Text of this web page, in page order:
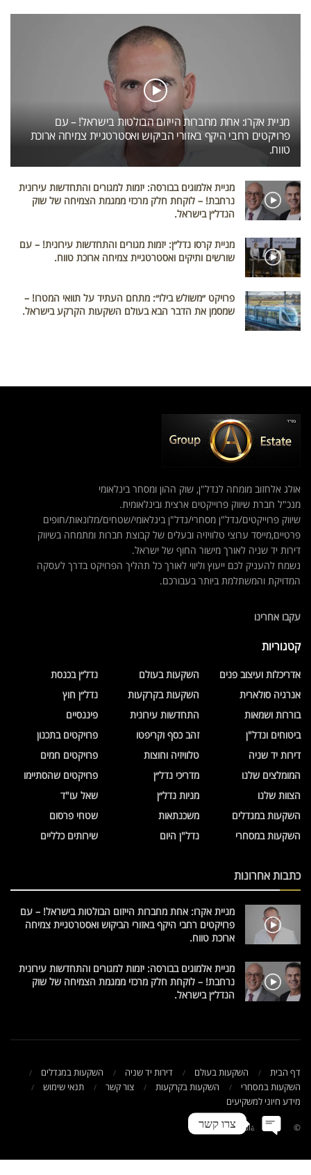
מניית אקרו: אחת מחברות הייזום הבולטות בישראל! – עם
פרויקטים רחבי היקף באזורי הביקוש ואסטרטגיית צמיחה ארוכת
טווח.
מניית אלמוגים בבורסה: יזמות למגורים והתחדשות עירונית
נרחבת! – לוקחת חלק מרכזי ממגמת הצמיחה של שוק
הנדל״ן בישראל.
מניית קרסו נדל״ן: יזמות מגורים והתחדשות עירונית! – עם
שורשים ותיקים ואסטרטגיית צמיחה ארוכת טווח.
פרויקט ״משולש בילו״: מתחם העתיד על תוואי המטרו! –
שמסמן את הדבר הבא בעולם השקעות הקרקע בישראל.
אולג אלחזוב מומחה לנדל"ן, שוק ההון ומסחר בינלאומי
מנכ"ל חברת שיווק פרוייקטים ארצית ובינלאומית.
שיווק פרוייקטים/נדל"ן מסחרי/נדל"ן בינלאומי/שטחים/מלונאות/חופים
פרטיים,מייסד ערוצי טלוויזיה ובעלים של קבוצת חברות ומתמחה בשיווק
דירות יד שניה לאורך מישור החוף של ישראל.
נשמח להעניק לכם ייעוץ וליווי לאורך כל תהליך הפרויקט בדרך לעסקה
המדויקת והמשתלמת ביותר בעבורכם.
עקבו אחרינו
קטגוריות
אדריכלות ועיצוב פנים
אנרגיה סולארית
בוררות ושמאות
ביטוחים ונדל"ן
דירות יד שניה
המומלצים שלנו
הצוות שלנו
השקעות במגדלים
השקעות במסחרי
השקעות בעולם
השקעות בקרקעות
התחדשות עירונית
זהב כסף וקריפטו
טלוויזיה וחוצות
מדריכי נדל״ן
מניות נדל״ן
משכנתאות
נדל"ן היום
נדל״ן בכנסת
נדל״ן חוץ
פיננסיים
פרויקטים בתכנון
פרויקטים חמים
פרויקטים שהסתיימו
שאל עו"ד
שטחי פרסום
שירותים כלליים
כתבות אחרונות
מניית אקרו: אחת מחברות הייזום הבולטות בישראל! – עם
פרויקטים רחבי היקף באזורי הביקוש ואסטרטגיית צמיחה
ארוכת טווח.
מניית אלמוגים בבורסה: יזמות למגורים והתחדשות עירונית
נרחבת! – לוקחת חלק מרכזי ממגמת הצמיחה של שוק
הנדל״ן בישראל.
דף הבית השקעות בעולם דירות יד שניה
השקעות במגדלים
השקעות במסחרי
השקעות בקרקעות צור קשר
תנאי שימוש
מידע חיוני למשקיעים
© 2021 NadlanTV צרו קשר